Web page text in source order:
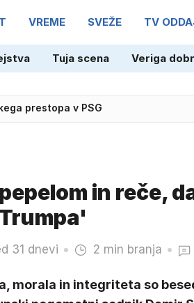
VREME SVEŽE TV
Tuja scena Veriga
prestopa v PSG
in reče,
31 dnevi 2 min branja
morala in integriteta so